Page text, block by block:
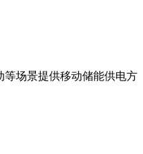
等场景提供移动储能供电方